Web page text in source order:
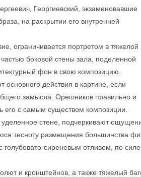
Георгиевский, экзаменовавшие
на раскрытии его внутренней
ограничивается портретом в тяжелой
боковой стены зала, поделенной
фон в свою композицию.
действия в картине, если
замысла. Орешников правильно и
его с самым существом композиции.
уделенное стене, подчеркивают
тесноту размещения большинства
сиреневым отливом, по силе
и кронштейнов, а также тяжелый